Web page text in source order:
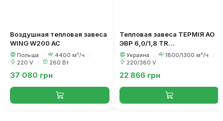
Воздушная тепловая завеса
WING W200 AC
Польша 4400 м³/ч
220 V
260 Вт
37 080 грн
Тепловая завеса ТЕРМІЯ АО
ЭВР 6,0/1,8 TR
(230В/3х400В) K (WRC)
Украина 1800/1300 м³/ч
220/380 V
22 866 грн